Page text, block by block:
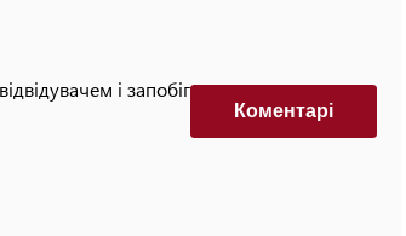
і запобігти автоматизованим
Коментарi